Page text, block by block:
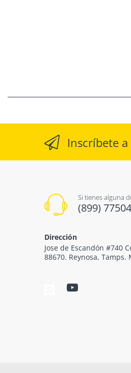
Inscríbete
Si tienes alguna
(899)
Dirección
Jose de Escandón #740
88670. Reynosa, Tamps.